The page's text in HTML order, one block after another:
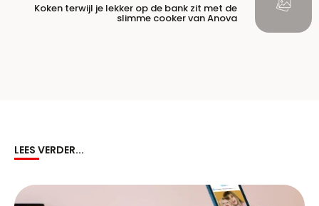
Koken terwijl je lekker op de bank zit met de
slimme cooker van Anova
LEES VERDER...